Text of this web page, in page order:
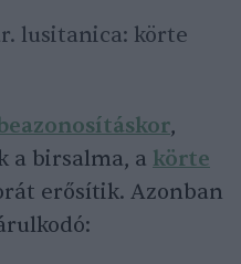
lusitanica: körte
,
a birsalma, a körte
erősítik. Azonban